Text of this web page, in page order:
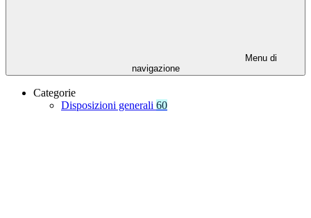
Menu di
navigazione
Categorie
Disposizioni generali 60